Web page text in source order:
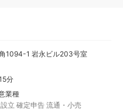
1094-1 岩永ビル203号室
分
業種
立 確定申告 流通・小売